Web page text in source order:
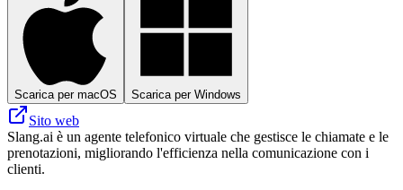
Scarica per macOS Scarica per Windows
Sito web
Slang.ai è un agente telefonico virtuale che gestisce le chiamate e le
prenotazioni, migliorando l'efficienza nella comunicazione con i
clienti.